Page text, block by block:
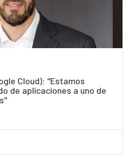
Cloud): "Estamos
de aplicaciones a uno de